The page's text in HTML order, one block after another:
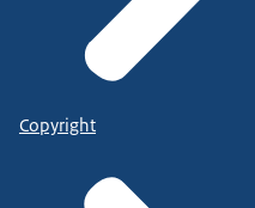
Copyright